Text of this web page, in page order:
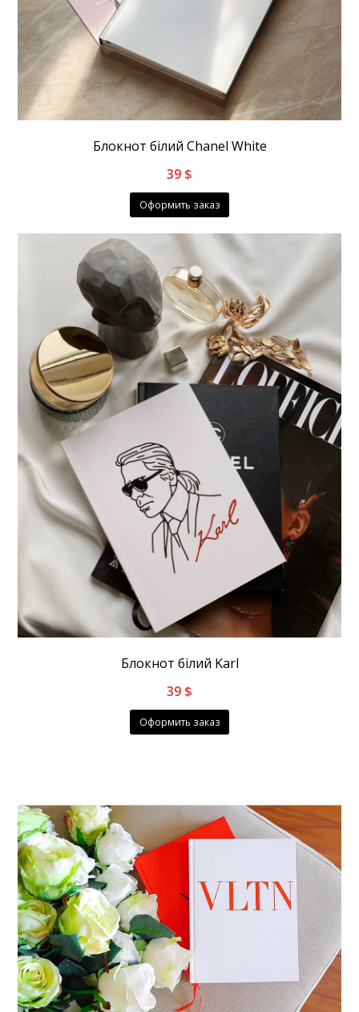
Блокнот білий Chanel White
39 $
Оформить заказ
Блокнот білий Karl
39 $
Оформить заказ